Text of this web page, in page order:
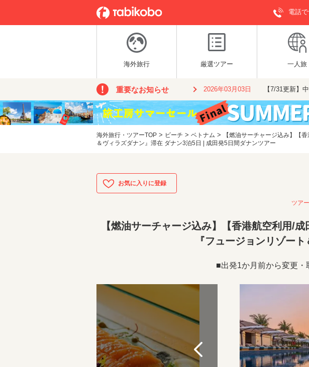
電話
海外旅行 厳選ツアー 一人旅
重要なお知らせ 2026年03月03日 【7/31更新】
海外旅行・ツアーTOP > ビーチ > ベトナム >
【燃油サーチャージ込み】【
＆ヴィラズダナン』滞在 ダナン3泊5日 | 成田発5日間ダナンツアー
ツア
【燃油サーチャージ込み】【香港航空利用/
『フュージョンリゾー
■出発1か月前から変更